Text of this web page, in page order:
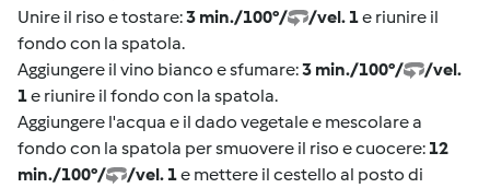
Unire il riso e tostare:3 min./100°/ /vel. 1e riunire il
fondo con la spatola.
Aggiungere il vino bianco e sfumare:3 min./100°/
/vel.
1e riunire il fondo con la spatola.
Aggiungere l'acqua e il dado vegetale e mescolare a
fondo con la spatola per smuovere il riso e cuocere: 12
min./100°/
/vel. 1e mettere il cestello al posto di